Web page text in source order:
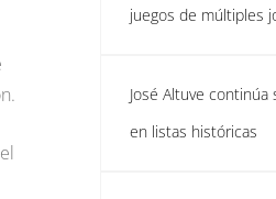
juegos de múltiples
José Altuve continúa
en listas históricas